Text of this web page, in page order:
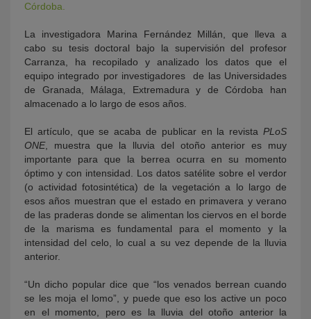
Córdoba.
La investigadora Marina Fernández Millán, que lleva a
cabo su tesis doctoral bajo la supervisión del profesor
Carranza, ha recopilado y analizado los datos que el
equipo integrado por investigadores de las Universidades
de Granada, Málaga, Extremadura y de Córdoba han
almacenado a lo largo de esos años.
El artículo, que se acaba de publicar en la revista PLoS
ONE, muestra que la lluvia del otoño anterior es muy
importante para que la berrea ocurra en su momento
óptimo y con intensidad. Los datos satélite sobre el verdor
(o actividad fotosintética) de la vegetación a lo largo de
esos años muestran que el estado en primavera y verano
de las praderas donde se alimentan los ciervos en el borde
de la marisma es fundamental para el momento y la
intensidad del celo, lo cual a su vez depende de la lluvia
anterior.
“Un dicho popular dice que “los venados berrean cuando
se les moja el lomo”, y puede que eso los active un poco
en el momento, pero es la lluvia del otoño anterior la